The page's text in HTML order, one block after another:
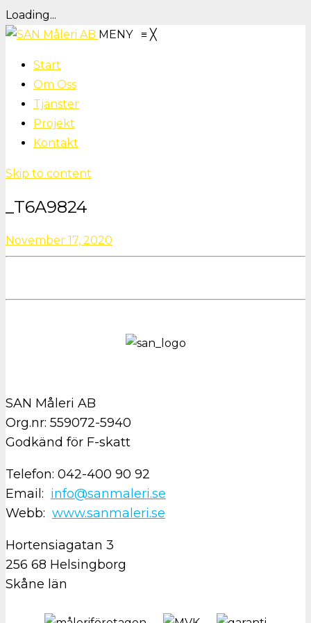
Loading...
MENY ≡ ╳
Start
Om Oss
Tjänster
Projekt
Kontakt
Skip to content
_T6A9824
November 17, 2020
SAN Måleri AB
Org.nr: 559072-5940
Godkänd för F-skatt
Telefon: 042-400 90 92
Email: info@sanmaleri.se
Webb: www.sanmaleri.se
Hortensiagatan 3
256 68 Helsingborg
Skåne län